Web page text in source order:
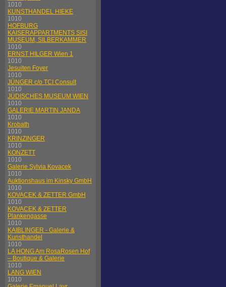
1010
KUNSTHANDEL HIEKE
1010
HOFBURG
KAISERAPPARTMENTS SISI
MUSEUM, SILBERKAMMER
1010
ERNST HILGER Wien 1
1010
Jesuiten Foyer
1010
JÜNGER c/o TCI Consult
1010
JÜDISCHES MUSEUM WIEN
1010
GALERIE MARTIN JANDA
1010
Krobath
1010
KRINZINGER
1010
KONZETT
1010
Galerie Sylvia Kovacek
1010
Auktionshaus im Kinsky GmbH
1010
KOVACEK & ZETTER GmbH
1010
KOVACEK & ZETTER
Plankengasse
1010
KAIBLINGER - Galerie &
Kunsthandel
1010
LA HONG Am RosaRosen Hof
– Boutique & Galerie
1010
LANG WIEN
1010